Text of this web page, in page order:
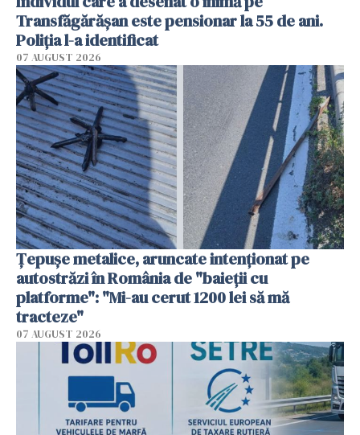
Transfăgărășan este pensionar la 55 de ani.
Poliția l-a identificat
07 AUGUST 2026
Țepușe metalice, aruncate intenționat pe
autostrăzi în România de "baieții cu
platforme": "Mi-au cerut 1200 lei să mă
tracteze"
07 AUGUST 2026